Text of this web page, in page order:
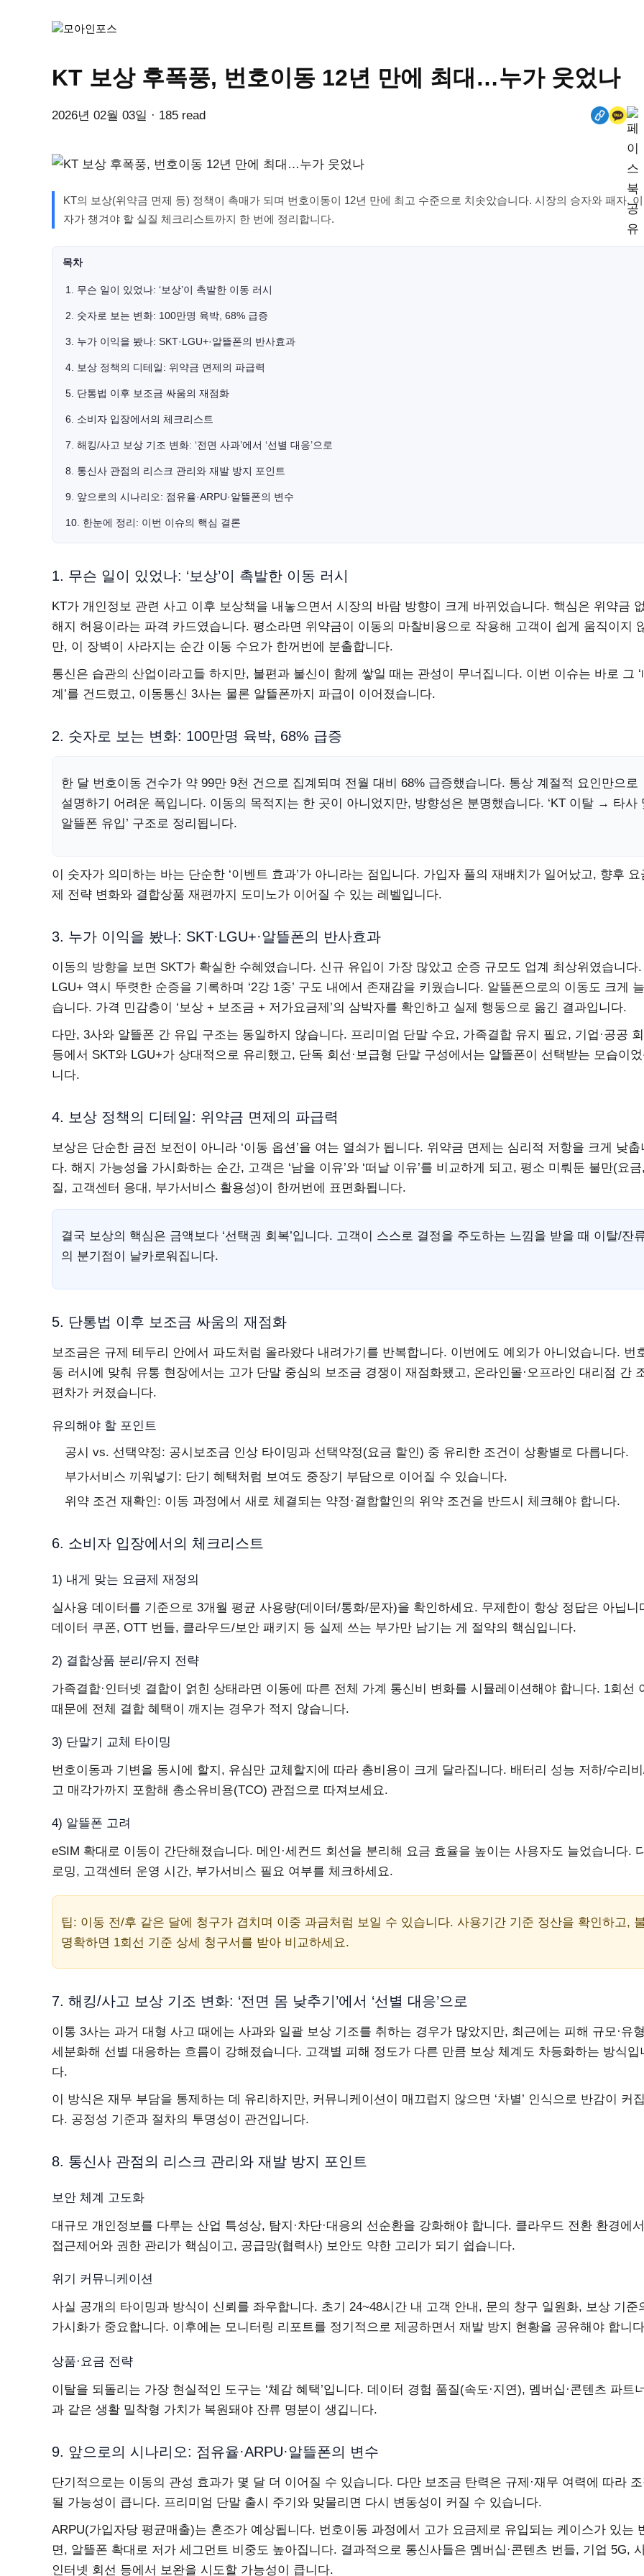
KT 보상 후폭풍, 번호이동 12년 만에 최대…누가 웃었나
2026년 02월 03일 · 185 read
KT의 보상(위약금 면제 등) 정책이 촉매가 되며 번호이동이 12년 만에 최고 수준으로 치솟았습니다. 시장의 승자와 패자,
자가 챙겨야 할 실질 체크리스트까지 한 번에 정리합니다.
목차
1. 무슨 일이 있었나: ‘보상’이 촉발한 이동 러시
2. 숫자로 보는 변화: 100만명 육박, 68% 급증
3. 누가 이익을 봤나: SKT·LGU+·알뜰폰의 반사효과
4. 보상 정책의 디테일: 위약금 면제의 파급력
5. 단통법 이후 보조금 싸움의 재점화
6. 소비자 입장에서의 체크리스트
7. 해킹/사고 보상 기조 변화: ‘전면 사과’에서 ‘선별 대응’으로
8. 통신사 관점의 리스크 관리와 재발 방지 포인트
9. 앞으로의 시나리오: 점유율·ARPU·알뜰폰의 변수
10. 한눈에 정리: 이번 이슈의 핵심 결론
1. 무슨 일이 있었나: ‘보상’이 촉발한 이동 러시
KT가 개인정보 관련 사고 이후 보상책을 내놓으면서 시장의 바람 방향이 크게 바뀌었습니다. 핵심은 위약금
해지 허용이라는 파격 카드였습니다. 평소라면 위약금이 이동의 마찰비용으로 작용해 고객이 쉽게 움직이지
만, 이 장벽이 사라지는 순간 이동 수요가 한꺼번에 분출합니다.
통신은 습관의 산업이라고들 하지만, 불편과 불신이 함께 쌓일 때는 관성이 무너집니다. 이번 이슈는 바로 그 ‘
계’를 건드렸고, 이동통신 3사는 물론 알뜰폰까지 파급이 이어졌습니다.
2. 숫자로 보는 변화: 100만명 육박, 68% 급증
한 달 번호이동 건수가 약 99만 9천 건으로 집계되며 전월 대비 68% 급증했습니다. 통상 계절적 요인만으로
설명하기 어려운 폭입니다. 이동의 목적지는 한 곳이 아니었지만, 방향성은 분명했습니다. ‘KT 이탈 → 타사
알뜰폰 유입’ 구조로 정리됩니다.
이 숫자가 의미하는 바는 단순한 ‘이벤트 효과’가 아니라는 점입니다. 가입자 풀의 재배치가 일어났고, 향후 요
제 전략 변화와 결합상품 재편까지 도미노가 이어질 수 있는 레벨입니다.
3. 누가 이익을 봤나: SKT·LGU+·알뜰폰의 반사효과
이동의 방향을 보면 SKT가 확실한 수혜였습니다. 신규 유입이 가장 많았고 순증 규모도 업계 최상위였습니다.
LGU+ 역시 뚜렷한 순증을 기록하며 ‘2강 1중’ 구도 내에서 존재감을 키웠습니다. 알뜰폰으로의 이동도 크게
습니다. 가격 민감층이 ‘보상 + 보조금 + 저가요금제’의 삼박자를 확인하고 실제 행동으로 옮긴 결과입니다.
다만, 3사와 알뜰폰 간 유입 구조는 동일하지 않습니다. 프리미엄 단말 수요, 가족결합 유지 필요, 기업·공공
등에서 SKT와 LGU+가 상대적으로 유리했고, 단독 회선·보급형 단말 구성에서는 알뜰폰이 선택받는 모습이
니다.
4. 보상 정책의 디테일: 위약금 면제의 파급력
보상은 단순한 금전 보전이 아니라 ‘이동 옵션’을 여는 열쇠가 됩니다. 위약금 면제는 심리적 저항을 크게 낮춥
다. 해지 가능성을 가시화하는 순간, 고객은 ‘남을 이유’와 ‘떠날 이유’를 비교하게 되고, 평소 미뤄둔 불만(요
질, 고객센터 응대, 부가서비스 활용성)이 한꺼번에 표면화됩니다.
결국 보상의 핵심은 금액보다 ‘선택권 회복’입니다. 고객이 스스로 결정을 주도하는 느낌을 받을 때 이탈/잔
의 분기점이 날카로워집니다.
5. 단통법 이후 보조금 싸움의 재점화
보조금은 규제 테두리 안에서 파도처럼 올라왔다 내려가기를 반복합니다. 이번에도 예외가 아니었습니다. 번
동 러시에 맞춰 유통 현장에서는 고가 단말 중심의 보조금 경쟁이 재점화됐고, 온라인몰·오프라인 대리점 간
편차가 커졌습니다.
유의해야 할 포인트
공시 vs. 선택약정: 공시보조금 인상 타이밍과 선택약정(요금 할인) 중 유리한 조건이 상황별로 다릅니다.
부가서비스 끼워넣기: 단기 혜택처럼 보여도 중장기 부담으로 이어질 수 있습니다.
위약 조건 재확인: 이동 과정에서 새로 체결되는 약정·결합할인의 위약 조건을 반드시 체크해야 합니다.
6. 소비자 입장에서의 체크리스트
1) 내게 맞는 요금제 재정의
실사용 데이터를 기준으로 3개월 평균 사용량(데이터/통화/문자)을 확인하세요. 무제한이 항상 정답은 아닙니
데이터 쿠폰, OTT 번들, 클라우드/보안 패키지 등 실제 쓰는 부가만 남기는 게 절약의 핵심입니다.
2) 결합상품 분리/유지 전략
가족결합·인터넷 결합이 얽힌 상태라면 이동에 따른 전체 가계 통신비 변화를 시뮬레이션해야 합니다. 1회선
때문에 전체 결합 혜택이 깨지는 경우가 적지 않습니다.
3) 단말기 교체 타이밍
번호이동과 기변을 동시에 할지, 유심만 교체할지에 따라 총비용이 크게 달라집니다. 배터리 성능 저하/수리
고 매각가까지 포함해 총소유비용(TCO) 관점으로 따져보세요.
4) 알뜰폰 고려
eSIM 확대로 이동이 간단해졌습니다. 메인·세컨드 회선을 분리해 요금 효율을 높이는 사용자도 늘었습니다.
로밍, 고객센터 운영 시간, 부가서비스 필요 여부를 체크하세요.
팁: 이동 전/후 같은 달에 청구가 겹치며 이중 과금처럼 보일 수 있습니다. 사용기간 기준 정산을 확인하고,
명확하면 1회선 기준 상세 청구서를 받아 비교하세요.
7. 해킹/사고 보상 기조 변화: ‘전면 몸 낮추기’에서 ‘선별 대응’으로
이통 3사는 과거 대형 사고 때에는 사과와 일괄 보상 기조를 취하는 경우가 많았지만, 최근에는 피해 규모·유
세분화해 선별 대응하는 흐름이 강해졌습니다. 고객별 피해 정도가 다른 만큼 보상 체계도 차등화하는 방식입
다.
이 방식은 재무 부담을 통제하는 데 유리하지만, 커뮤니케이션이 매끄럽지 않으면 ‘차별’ 인식으로 반감이 커
다. 공정성 기준과 절차의 투명성이 관건입니다.
8. 통신사 관점의 리스크 관리와 재발 방지 포인트
보안 체계 고도화
대규모 개인정보를 다루는 산업 특성상, 탐지·차단·대응의 선순환을 강화해야 합니다. 클라우드 전환 환경에
접근제어와 권한 관리가 핵심이고, 공급망(협력사) 보안도 약한 고리가 되기 쉽습니다.
위기 커뮤니케이션
사실 공개의 타이밍과 방식이 신뢰를 좌우합니다. 초기 24~48시간 내 고객 안내, 문의 창구 일원화, 보상 기준
가시화가 중요합니다. 이후에는 모니터링 리포트를 정기적으로 제공하면서 재발 방지 현황을 공유해야 합니
상품·요금 전략
이탈을 되돌리는 가장 현실적인 도구는 ‘체감 혜택’입니다. 데이터 경험 품질(속도·지연), 멤버십·콘텐츠 파트
과 같은 생활 밀착형 가치가 복원돼야 잔류 명분이 생깁니다.
9. 앞으로의 시나리오: 점유율·ARPU·알뜰폰의 변수
단기적으로는 이동의 관성 효과가 몇 달 더 이어질 수 있습니다. 다만 보조금 탄력은 규제·재무 여력에 따라 조
될 가능성이 큽니다. 프리미엄 단말 출시 주기와 맞물리면 다시 변동성이 커질 수 있습니다.
ARPU(가입자당 평균매출)는 혼조가 예상됩니다. 번호이동 과정에서 고가 요금제로 유입되는 케이스가 있는
면, 알뜰폰 확대로 저가 세그먼트 비중도 높아집니다. 결과적으로 통신사들은 멤버십·콘텐츠 번들, 기업 5G,
인터넷 회선 등에서 보완을 시도할 가능성이 큽니다.